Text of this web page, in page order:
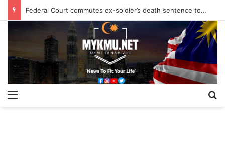
Federal Court commutes ex-soldier’s death sentence to 40 years